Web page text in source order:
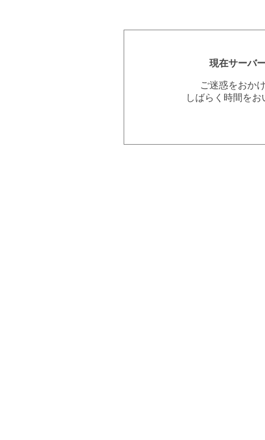
現在サーバ
ご迷惑をおか
しばらく時間を